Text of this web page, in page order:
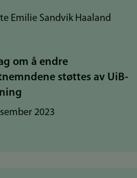
om å endre
støttes av UiB-
2023